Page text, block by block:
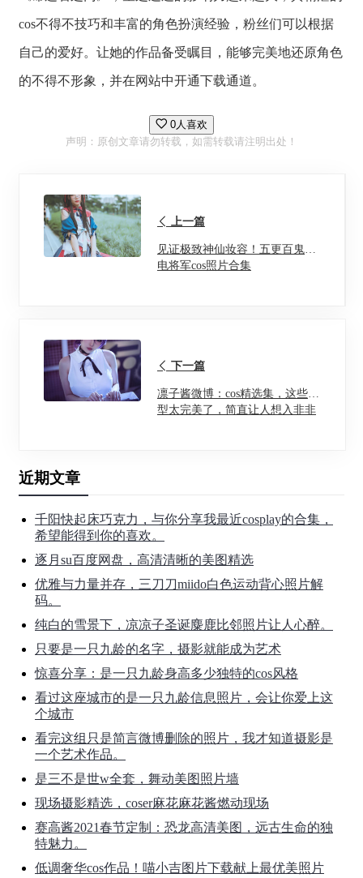
cos不得不技巧和丰富的角色扮演经验，粉丝们可以根据
自己的爱好。让她的作品备受瞩目，能够完美地还原角色
的不得不形象，并在网站中开通下载通道。
0人喜欢
声明：原创文章请勿转载，如需转载请注明出处！
上一篇
见证极致神仙妆容！五更百鬼雷
电将军cos照片合集
下一篇
凛子酱微博：cos精选集，这些造
型太完美了，简直让人想入非非
近期文章
千阳快起床巧克力，与你分享我最近cosplay的合集，
希望能得到你的喜欢。
逐月su百度网盘，高清清晰的美图精选
优雅与力量并存，三刀刀miido白色运动背心照片解
码。
纯白的雪景下，凉凉子圣诞麋鹿比邻照片让人心醉。
只要是一只九龄的名字，摄影就能成为艺术
惊喜分享：是一只九龄身高多少独特的cos风格
看过这座城市的是一只九龄信息照片，会让你爱上这
个城市
看完这组只是简言微博删除的照片，我才知道摄影是
一个艺术作品。
是三不是世w全套，舞动美图照片墙
现场摄影精选，coser麻花麻花酱燃动现场
赛高酱2021春节定制：恐龙高清美图，远古生命的独
特魅力。
低调奢华cos作品！喵小吉图片下载献上最优美照片